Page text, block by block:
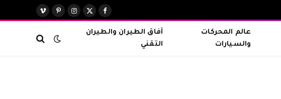
فيسبوك
X
الانستغرامبينتيريست
فيميو
عالم المحركات
والسيارات
آفاق الطيران والطيران
التقني